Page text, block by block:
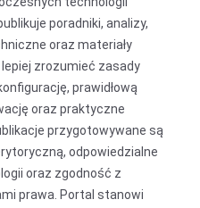
poradniki, analizy,
oraz materiały
zrozumieć zasady
prawidłową
oraz praktyczne
przygotowywane są
odpowiedzialne
oraz zgodność z
prawa. Portal stanowi